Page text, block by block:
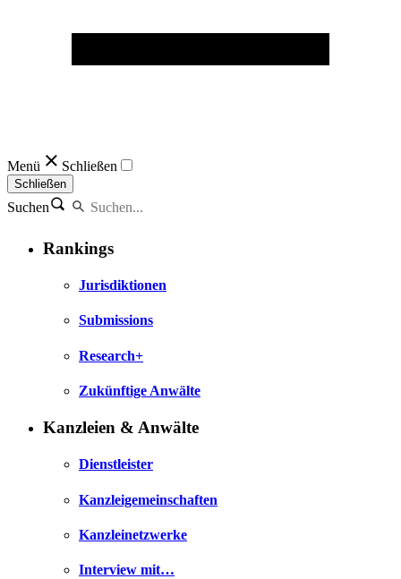
Menü Schließen
Schließen
Suchen
Rankings
Jurisdiktionen
Submissions
Research+
Zukünftige Anwälte
Kanzleien & Anwälte
Dienstleister
Kanzleigemeinschaften
Kanzleinetzwerke
Interview mit…